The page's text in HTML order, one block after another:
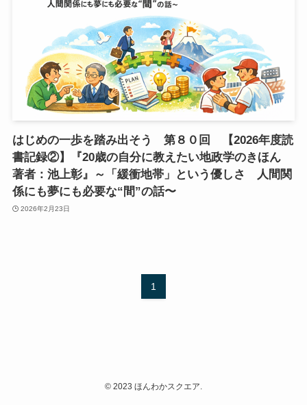
はじめの一歩を踏み出そう 第８０回 【2026年度読
書記録②】『20歳の自分に教えたい地政学のきほん
著者：池上彰』～「緩衝地帯」という優しさ 人間関
係にも夢にも必要な“間”の話〜
2026年2月23日
1
© 2023 ほんわかスクエア.